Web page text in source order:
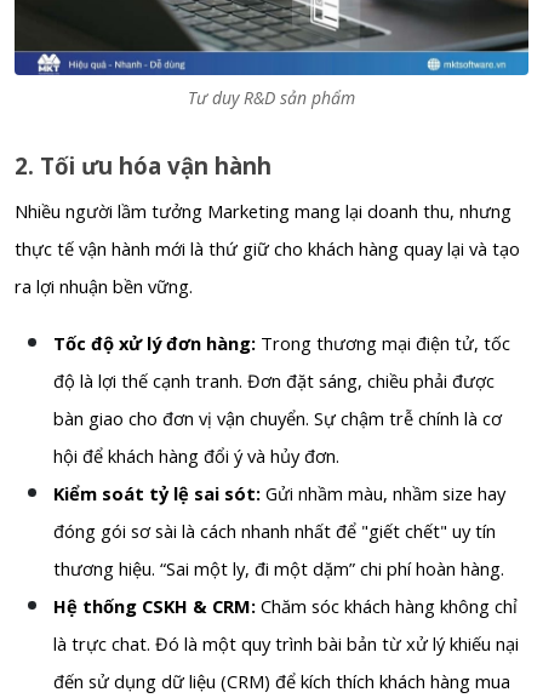
Tư duy R&D sản phẩm
2. Tối ưu hóa vận hành
Nhiều người lầm tưởng Marketing mang lại doanh thu, nhưng
thực tế vận hành mới là thứ giữ cho khách hàng quay lại và tạo
ra lợi nhuận bền vững.
Tốc độ xử lý đơn hàng: Trong thương mại điện tử, tốc
độ là lợi thế cạnh tranh. Đơn đặt sáng, chiều phải được
bàn giao cho đơn vị vận chuyển. Sự chậm trễ chính là cơ
hội để khách hàng đổi ý và hủy đơn.
Kiểm soát tỷ lệ sai sót: Gửi nhầm màu, nhầm size hay
đóng gói sơ sài là cách nhanh nhất để "giết chết" uy tín
thương hiệu. “Sai một ly, đi một dặm” chi phí hoàn hàng.
Hệ thống CSKH & CRM: Chăm sóc khách hàng không chỉ
là trực chat. Đó là một quy trình bài bản từ xử lý khiếu nại
đến sử dụng dữ liệu (CRM) để kích thích khách hàng mua